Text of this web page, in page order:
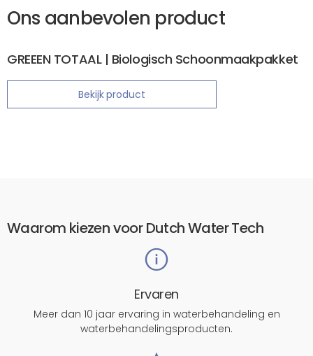
Ons aanbevolen product
GREEEN TOTAAL | Biologisch Schoonmaakpakket
Bekijk product
Waarom kiezen voor Dutch Water Tech
Ervaren
Meer dan 10 jaar ervaring in waterbehandeling en
waterbehandelingsproducten.